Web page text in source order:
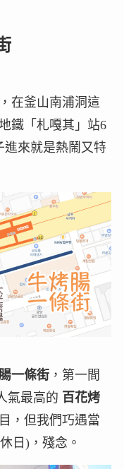
在釜山南浦洞這
鐵「札嘎其」站6
進來就是熱鬧又特
一條街，第一間
氣最高的 百花烤
，但我們巧遇當
日)，殘念。